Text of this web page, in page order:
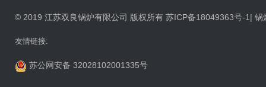
© 2019 江苏双良锅炉有限公司 版权所有 苏ICP备18049363号-1| 锅
友情链接:
苏公网安备 32028102001335号